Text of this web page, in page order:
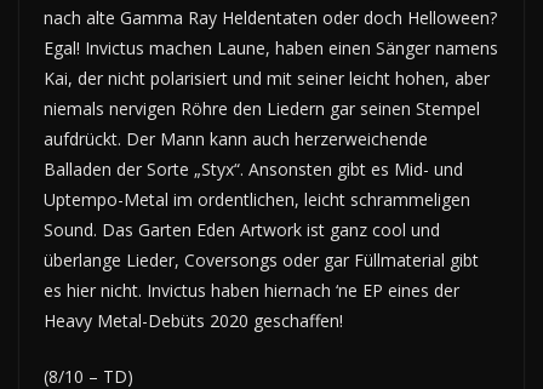
nach alte Gamma Ray Heldentaten oder doch Helloween?
Egal! Invictus machen Laune, haben einen Sänger namens
Kai, der nicht polarisiert und mit seiner leicht hohen, aber
niemals nervigen Röhre den Liedern gar seinen Stempel
aufdrückt. Der Mann kann auch herzerweichende
Balladen der Sorte „Styx“. Ansonsten gibt es Mid- und
Uptempo-Metal im ordentlichen, leicht schrammeligen
Sound. Das Garten Eden Artwork ist ganz cool und
überlange Lieder, Coversongs oder gar Füllmaterial gibt
es hier nicht. Invictus haben hiernach ‘ne EP eines der
Heavy Metal-Debüts 2020 geschaffen!
(8/10 – TD)